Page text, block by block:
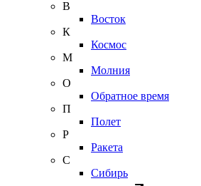
В
Восток
К
Космос
М
Молния
О
Обратное время
П
Полет
Р
Ракета
С
Сибирь